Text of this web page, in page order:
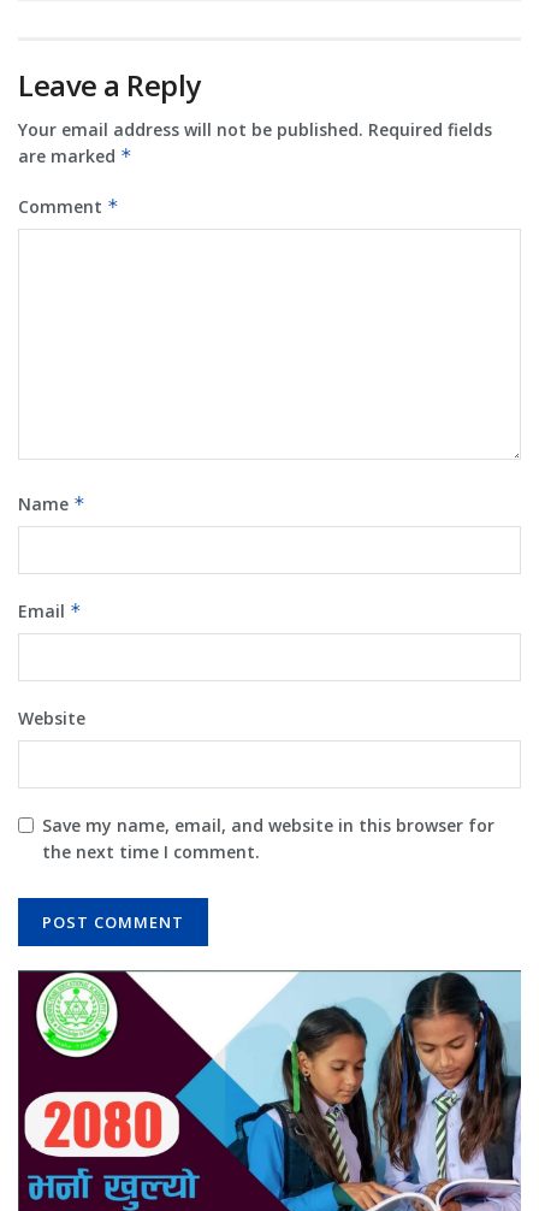
Leave a Reply
Your email address will not be published. Required fields
are marked *
Comment *
Name *
Email *
Website
Save my name, email, and website in this browser for
the next time I comment.